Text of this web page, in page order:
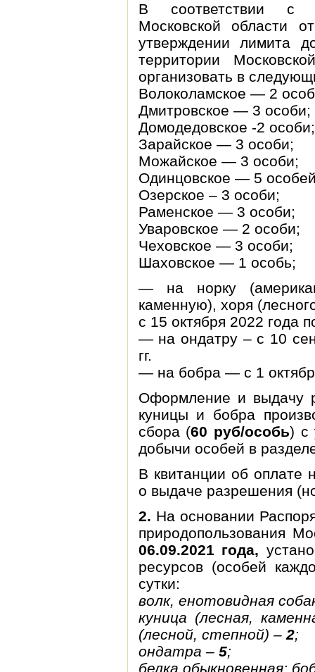
В соответствии с
Московской
утверждении лимита
территории
организовать в
Волоколамское — 2
Дмитровское — 3 особи;
Домодедовское -2 особи;
Зарайское — 3 особи;
Можайское — 3 особи;
Одинцовское — 5
Озерское – 3 особи;
Раменское — 3 особи;
Уваровское — 2 особи;
Чеховское — 3 особи;
Шаховское — 1 особь;
— на норку
каменную), хоря
с 15 октября 2022 года
— на ондатру – с 10
гг.
— на бобра — с 1
Оформление и выдачу
куницы и бобра
сбора (60 руб/особь) с
добычи особей в
В квитанции об оплате
о выдаче разрешения
2. На основании
природопользования
06.09.2021 года,
ресурсов (особей
сутки:
волк, енотовидная
куница (лесная,
(лесной, степной) – 2;
ондатра – 5;
белка обыкновенная;